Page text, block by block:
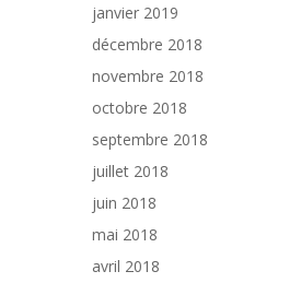
janvier 2019
décembre 2018
novembre 2018
octobre 2018
septembre 2018
juillet 2018
juin 2018
mai 2018
avril 2018